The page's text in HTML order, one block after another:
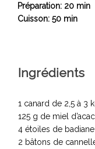
Préparation: 20 min
Cuisson: 50 min
Ingrédients
1 canard de 2,5 à 3
125 g de miel
4 étoiles de badiane
2 bâtons de